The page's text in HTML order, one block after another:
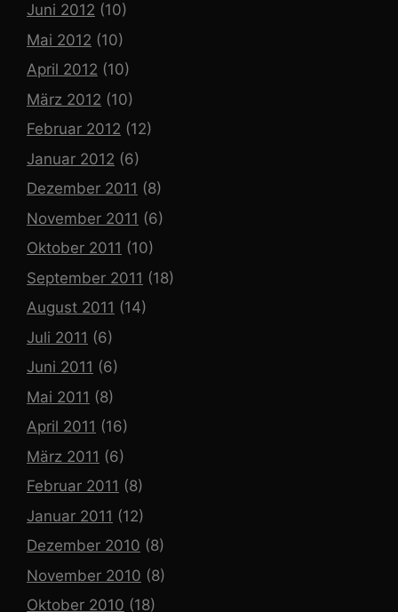
Juni 2012 (10)
Mai 2012 (10)
April 2012 (10)
März 2012 (10)
Februar 2012 (12)
Januar 2012 (6)
Dezember 2011 (8)
November 2011 (6)
Oktober 2011 (10)
September 2011 (18)
August 2011 (14)
Juli 2011 (6)
Juni 2011 (6)
Mai 2011 (8)
April 2011 (16)
März 2011 (6)
Februar 2011 (8)
Januar 2011 (12)
Dezember 2010 (8)
November 2010 (8)
Oktober 2010 (18)